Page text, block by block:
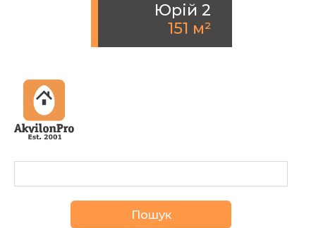
Юрiй 2
151 м²
Пошук